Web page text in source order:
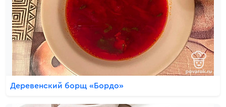
Деревенский борщ «Бордо»